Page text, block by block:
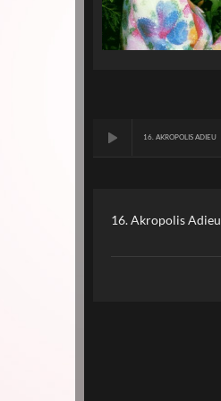
16. AKROPOLIS ADIEU
16. Akropolis Adieu